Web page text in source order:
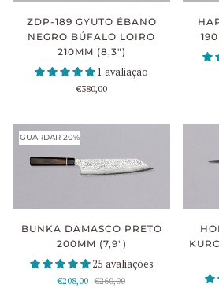
ZDP-189 GYUTO ÉBANO
NEGRO BÚFALO LOIRO
210MM (8,3")
1 avaliação
€380,00
GUARDAR 20%
BUNKA DAMASCO PRETO
200MM (7,9")
25 avaliações
€208,00 €260,00